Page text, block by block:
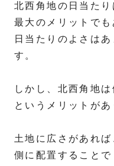
北西角地の日当た
最大のメリットでも
日当たりのよさは
す。
しかし、北西角地
というメリットがあ
土地に広さがあれ
側に配置することで